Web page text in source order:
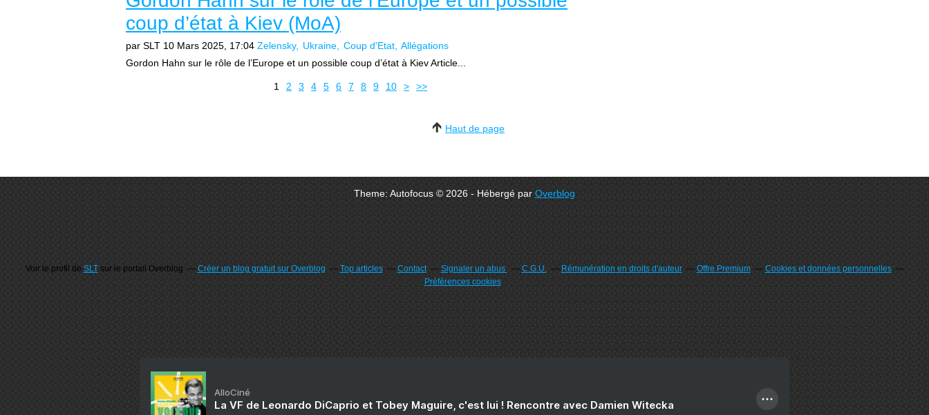
coup d’état à Kiev (MoA)
par SLT 10 Mars 2025, 17:04 Zelensky Ukraine Coup d'Etat Allégations
Gordon Hahn sur le rôle de l’Europe et un possible coup d’état à Kiev Article...
1 2 3 4 5 6 7 8 9 10 20
30
40
50
> >>
Haut de page
Theme: Autofocus © 2026 - Hébergé parOverblog
Voir le profil deSLTsur le portail Overblog Créer un blog gratuit sur Overblog Top articles Contact Signaler un abus C.G.U. Rémunération en droits d'auteur Offre Premium
Cookies et données personnelles
Préférences cookies
AlloCiné
La VF de Leonardo DiCaprio et Tobey Maguire, c'est lui ! Rencontre avec Damien Witecka